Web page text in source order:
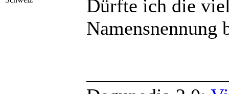
Dürfte ich die
Namensnennung